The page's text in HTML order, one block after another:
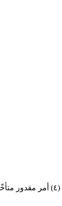
(٤)
أمر مقدور